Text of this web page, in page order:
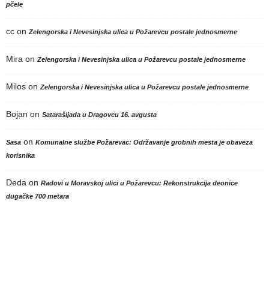
pčele
cc onZelengorska i Nevesinjska ulica u Požarevcu postale jednosmerne
Mira onZelengorska i Nevesinjska ulica u Požarevcu postale jednosmerne
Milos onZelengorska i Nevesinjska ulica u Požarevcu postale jednosmerne
Bojan on Satarašijada u Dragovcu 16. avgusta
Sasa on Komunalne službe Požarevac: Održavanje grobnih mesta je obaveza
korisnika
Deda on Radovi u Moravskoj ulici u Požarevcu: Rekonstrukcija deonice
dugačke 700 metara